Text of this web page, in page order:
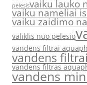
pelesisvaiku lauko
vaiku nameliai
vaiku zaidimo
valiklis nuo pelesio
vandens filtrai
vandens
vandens filtras
vandens